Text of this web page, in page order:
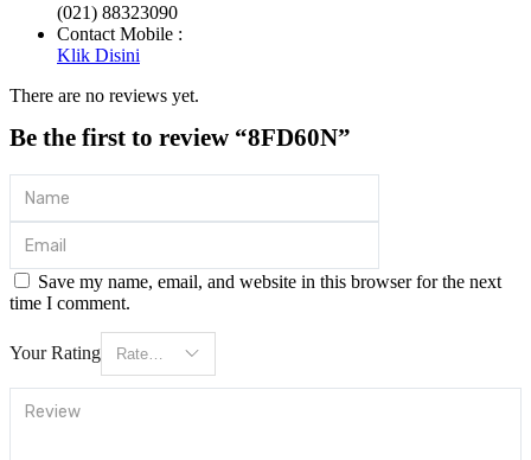
(021) 88323090
Contact Mobile :
Klik Disini
There are no reviews yet.
Be the first to review “8FD60N”
Save my name, email, and website in this browser for the next
time I comment.
Your Rating